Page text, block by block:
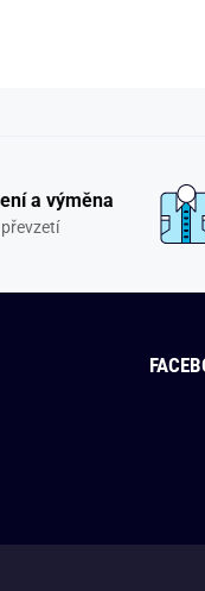
a výměna